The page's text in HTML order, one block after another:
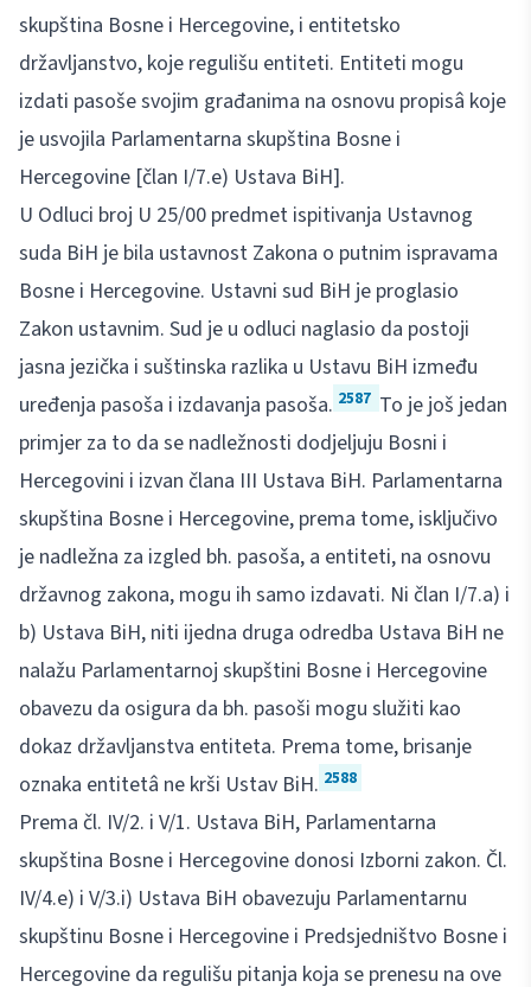
skupština Bosne i Hercegovine, i entitetsko
državljanstvo, koje regulišu entiteti. Entiteti mogu
izdati pasoše svojim građanima na osnovu propisâ koje
je usvojila Parlamentarna skupština Bosne i
Hercegovine [član I/7.e) Ustava BiH].
U Odluci broj U 25/00 predmet ispitivanja Ustavnog
suda BiH je bila ustavnost Zakona o putnim ispravama
Bosne i Hercegovine. Ustavni sud BiH je proglasio
Zakon ustavnim. Sud je u odluci naglasio da postoji
jasna jezička i suštinska razlika u Ustavu BiH između
uređenja pasoša i izdavanja pasoša. 2587 To je još jedan
primjer za to da se nadležnosti dodjeljuju Bosni i
Hercegovini i izvan člana III Ustava BiH. Parlamentarna
skupština Bosne i Hercegovine, prema tome, isključivo
je nadležna za izgled bh. pasoša, a entiteti, na osnovu
državnog zakona, mogu ih samo izdavati. Ni član I/7.a) i
b) Ustava BiH, niti ijedna druga odredba Ustava BiH ne
nalažu Parlamentarnoj skupštini Bosne i Hercegovine
obavezu da osigura da bh. pasoši mogu služiti kao
dokaz državljanstva entiteta. Prema tome, brisanje
oznaka entitetâ ne krši Ustav BiH. 2588
Prema čl. IV/2. i V/1. Ustava BiH, Parlamentarna
skupština Bosne i Hercegovine donosi Izborni zakon. Čl.
IV/4.e) i V/3.i) Ustava BiH obavezuju Parlamentarnu
skupštinu Bosne i Hercegovine i Predsjedništvo Bosne i
Hercegovine da regulišu pitanja koja se prenesu na ove